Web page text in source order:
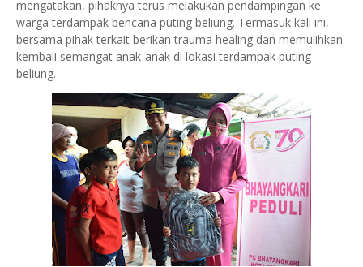
mengatakan, pihaknya terus melakukan pendampingan ke
warga terdampak bencana puting beliung. Termasuk kali ini,
bersama pihak terkait berikan trauma healing dan memulihkan
kembali semangat anak-anak di lokasi terdampak puting
beliung.